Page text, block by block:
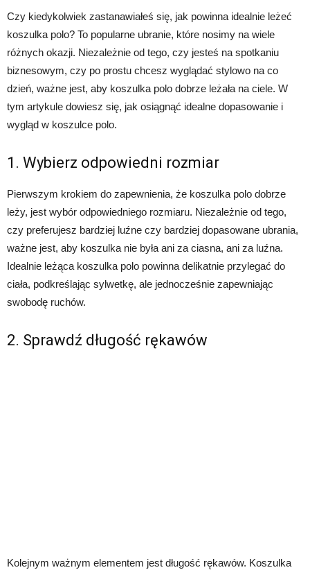
Czy kiedykolwiek zastanawiałeś się, jak powinna idealnie leżeć
koszulka polo? To popularne ubranie, które nosimy na wiele
różnych okazji. Niezależnie od tego, czy jesteś na spotkaniu
biznesowym, czy po prostu chcesz wyglądać stylowo na co
dzień, ważne jest, aby koszulka polo dobrze leżała na ciele. W
tym artykule dowiesz się, jak osiągnąć idealne dopasowanie i
wygląd w koszulce polo.
1. Wybierz odpowiedni rozmiar
Pierwszym krokiem do zapewnienia, że koszulka polo dobrze
leży, jest wybór odpowiedniego rozmiaru. Niezależnie od tego,
czy preferujesz bardziej luźne czy bardziej dopasowane ubrania,
ważne jest, aby koszulka nie była ani za ciasna, ani za luźna.
Idealnie leżąca koszulka polo powinna delikatnie przylegać do
ciała, podkreślając sylwetkę, ale jednocześnie zapewniając
swobodę ruchów.
2. Sprawdź długość rękawów
Kolejnym ważnym elementem jest długość rękawów. Koszulka